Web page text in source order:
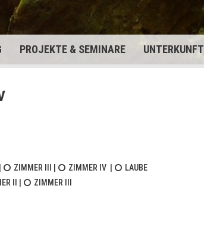
PROJEKTE & SEMINARE UNTERKUNFT
ZIMMER III ZIMMER IV
LAUBE
II ZIMMER III